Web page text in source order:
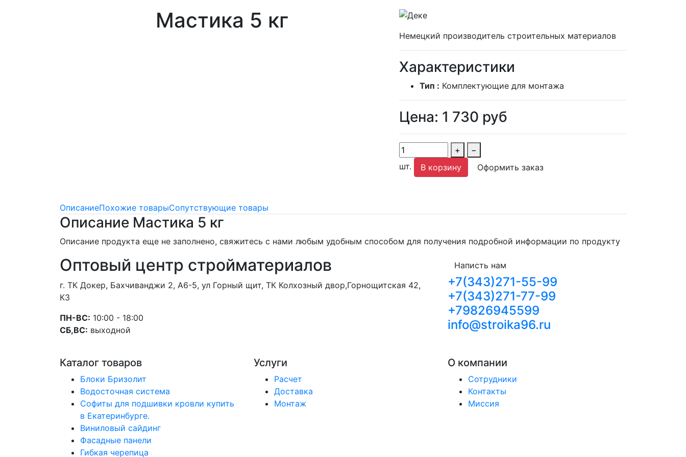
Мастика 5 кг
Немецкий производитель строительных материалов
Характеристики
Тип : Комплектующие для монтажа
Цена: 1 730 руб
+
−
шт.
В корзину Оформить заказ
ОписаниеПохожие товарыСопутствующие товары
Описание Мастика 5 кг
Описание продукта еще не заполнено, свяжитесь с нами любым удобным способом для получения подробной информации по продукту
Оптовый центр стройматериалов
г. ТК Докер, Бахчиванджи 2, А6-5, ул Горный щит, ТК Колхозный двор,Горнощитская 42,
К3
ПН-ВС: 10:00 - 18:00
СБ,ВС: выходной
Написть нам
+7(343)271-55-99
+7(343)271-77-99
+79826945599
info@stroika96.ru
Каталог товаров
Блоки Бризолит
Водосточная система
Софиты для подшивки кровли купить
в Екатеринбурге.
Виниловый сайдинг
Фасадные панели
Гибкая черепица
Услуги
Расчет
Доставка
Монтаж
О компании
Сотрудники
Контакты
Миссия